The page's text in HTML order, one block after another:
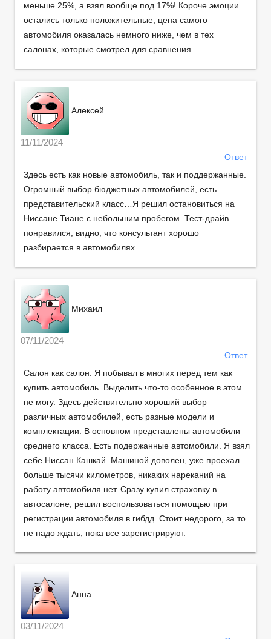
меньше 25%, а взял вообще под 17%! Короче эмоции
остались только положительные, цена самого
автомобиля оказалась немного ниже, чем в тех
салонах, которые смотрел для сравнения.
Алексей
11/11/2024
Ответ
Здесь есть как новые автомобиль, так и поддержанные.
Огромный выбор бюджетных автомобилей, есть
представительский класс…Я решил остановиться на
Ниссане Тиане с небольшим пробегом. Тест-драйв
понравился, видно, что консультант хорошо
разбирается в автомобилях.
Михаил
07/11/2024
Ответ
Салон как салон. Я побывал в многих перед тем как
купить автомобиль. Выделить что-то особенное в этом
не могу. Здесь действительно хороший выбор
различных автомобилей, есть разные модели и
комплектации. В основном представлены автомобили
среднего класса. Есть подержанные автомобили. Я взял
себе Ниссан Кашкай. Машиной доволен, уже проехал
больше тысячи километров, никаких нареканий на
работу автомобиля нет. Сразу купил страховку в
автосалоне, решил воспользоваться помощью при
регистрации автомобиля в гибдд. Стоит недорого, за то
не надо ждать, пока все зарегистрируют.
Анна
03/11/2024